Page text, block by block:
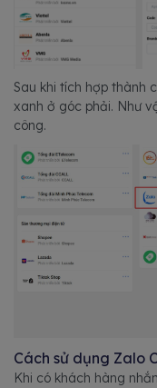
Sau khi tích hợp thành
xanh ở góc phải. Như
công.
Cách sử dụng Zalo
Khi có khách hàng